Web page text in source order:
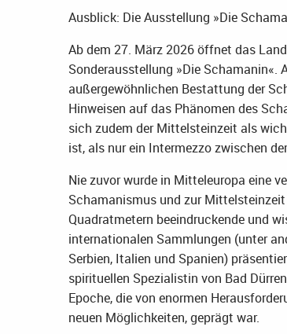
Ausblick: Die Ausstellung »Die
Ab dem 27. März 2026 öffnet das
Sonderausstellung »Die Schamanin«.
außergewöhnlichen Bestattung der
Hinweisen auf das Phänomen des
sich zudem der Mittelsteinzeit als
ist, als nur ein Intermezzo zwischen
Nie zuvor wurde in Mitteleuropa eine
Schamanismus und zur
Quadratmetern beeindruckende und
internationalen Sammlungen (unter
Serbien, Italien und Spanien)
spirituellen Spezialistin von Bad
Epoche, die von enormen
neuen Möglichkeiten, geprägt war.